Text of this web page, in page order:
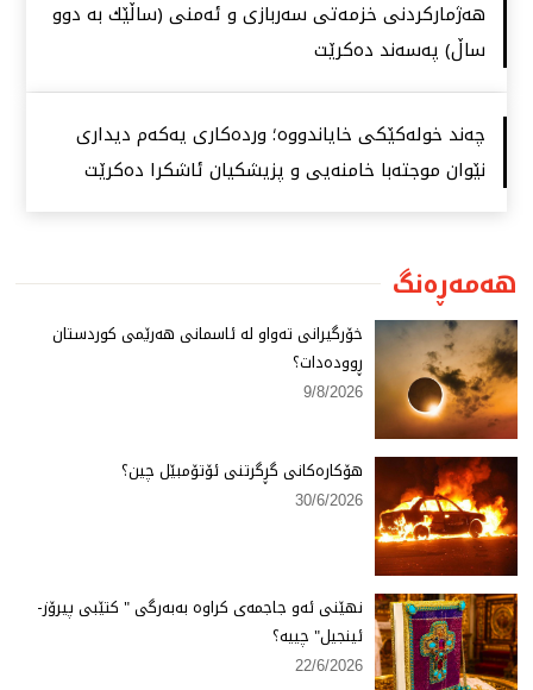
هەژماركردنی خزمەتی سەربازی و ئەمنی (ساڵێك بە دوو
ساڵ) پەسەند دەكرێت
چەند خولەكێكی خایاندووە؛ وردەكاری یەكەم دیداری
نێوان موجتەبا خامنەیی و پزیشكیان ئاشكرا دەكرێت
هەمەڕەنگ
خۆرگیرانی تەواو لە ئاسمانی هەرێمی كوردستان
ڕوودەدات؟
9/8/2026
هۆكارەكانی گڕگرتنی ئۆتۆمبێل چین؟
30/6/2026
نهێنی ئەو جاجمەی كراوە بەبەرگی " كتێبی پیرۆز-
ئینجیل" چییە؟
22/6/2026